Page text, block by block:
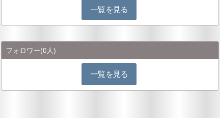
一覧を見る
フォロワー(0人)
一覧を見る